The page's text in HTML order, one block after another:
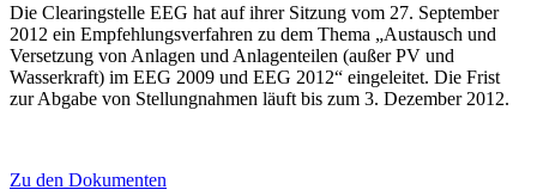
Die Clearingstelle EEG hat auf ihrer Sitzung vom 27. September
2012 ein Empfehlungsverfahren zu dem Thema „Austausch und
Versetzung von Anlagen und Anlagenteilen (außer PV und
Wasserkraft) im EEG 2009 und EEG 2012“ eingeleitet. Die Frist
zur Abgabe von Stellungnahmen läuft bis zum 3. Dezember 2012.
Zu den Dokumenten